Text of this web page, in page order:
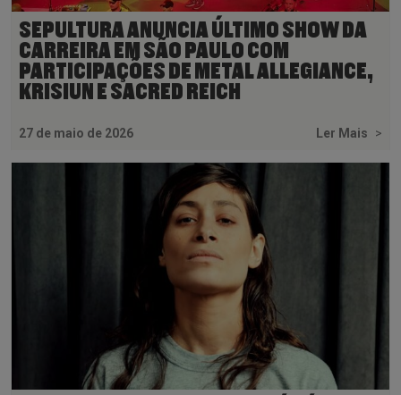
SEPULTURA ANUNCIA ÚLTIMO SHOW DA
CARREIRA EM SÃO PAULO COM
PARTICIPAÇÕES DE METAL ALLEGIANCE,
KRISIUN E SACRED REICH
27 de maio de 2026 Ler Mais >